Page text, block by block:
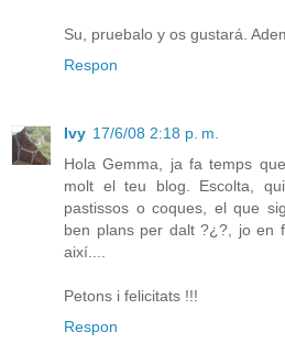
Su, pruebalo y os gustará.
Respon
Ivy 17/6/08 2:18 p. m.
Hola Gemma, ja fa temps
molt el teu blog. Escolta,
pastissos o coques, el que
ben plans per dalt ?¿?, jo en
així....
Petons i felicitats !!!
Respon